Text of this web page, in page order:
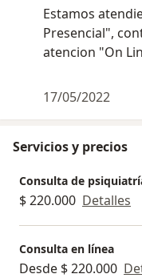
Estamos
Presencial",
atencion "On
17/05/2022
Servicios y precios
Consulta de
$ 220.000 Detalles
Consulta en línea
Desde $ 220.000